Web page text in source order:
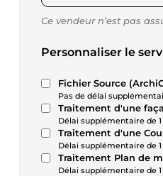
Ce vendeur n’est pas
Personnaliser le
Fichier Source
Pas de délai
Traitement d'une
Délai supplémentaire de
Traitement d'une
Délai supplémentaire de
Traitement Plan de
Délai supplémentaire de